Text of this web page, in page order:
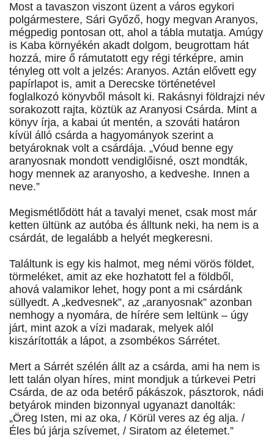
Most a tavaszon viszont üzent a város egykori
polgármestere, Sári Győző, hogy megvan Aranyos,
mégpedig pontosan ott, ahol a tábla mutatja. Amúgy
is Kaba környékén akadt dolgom, beugrottam hát
hozzá, mire ő rámutatott egy régi térképre, amin
tényleg ott volt a jelzés: Aranyos. Aztán elővett egy
papírlapot is, amit a Derecske történetével
foglalkozó könyvből másolt ki. Rakásnyi földrajzi név
sorakozott rajta, köztük az Aranyosi Csárda. Mint a
könyv írja, a kabai út mentén, a szováti határon
kívül álló csárda a hagyományok szerint a
betyároknak volt a csárdája. „Vóud benne egy
aranyosnak mondott vendiglőisné, oszt mondták,
hogy mennek az aranyosho, a kedveshe. Innen a
neve.”
Megismétlődött hát a tavalyi menet, csak most már
ketten ültünk az autóba és álltunk neki, ha nem is a
csárdát, de legalább a helyét megkeresni.
Találtunk is egy kis halmot, meg némi vörös földet,
törmeléket, amit az eke hozhatott fel a földből,
ahová valamikor lehet, hogy pont a mi csárdánk
süllyedt. A „kedvesnek”, az „aranyosnak” azonban
nemhogy a nyomára, de hírére sem leltünk – úgy
járt, mint azok a vízi madarak, melyek alól
kiszárították a lápot, a zsombékos Sárrétet.
Mert a Sárrét szélén állt az a csárda, ami ha nem is
lett talán olyan híres, mint mondjuk a túrkevei Petri
Csárda, de az oda betérő pákászok, pásztorok, nádi
betyárok minden bizonnyal ugyanazt danolták:
„Öreg Isten, mi az oka, / Körül veres az ég alja. /
Éles bú járja szívemet, / Siratom az életemet.”